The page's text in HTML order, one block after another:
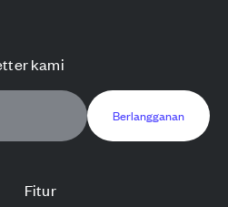
Fitur
kami
Berlangganan